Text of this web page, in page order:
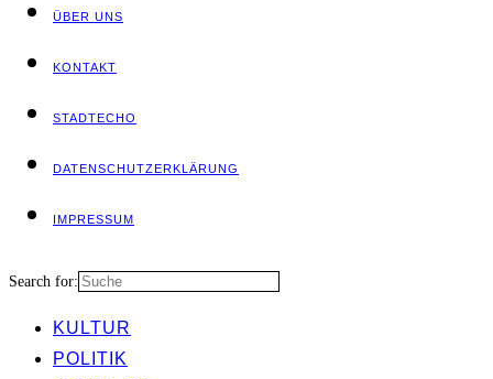
ÜBER UNS
KON­TAKT
STADT­ECHO
DATEN­SCHUTZ­ER­KLÄ­RUNG
IMPRES­SUM
Search for:
KUL­TUR
POLI­TIK